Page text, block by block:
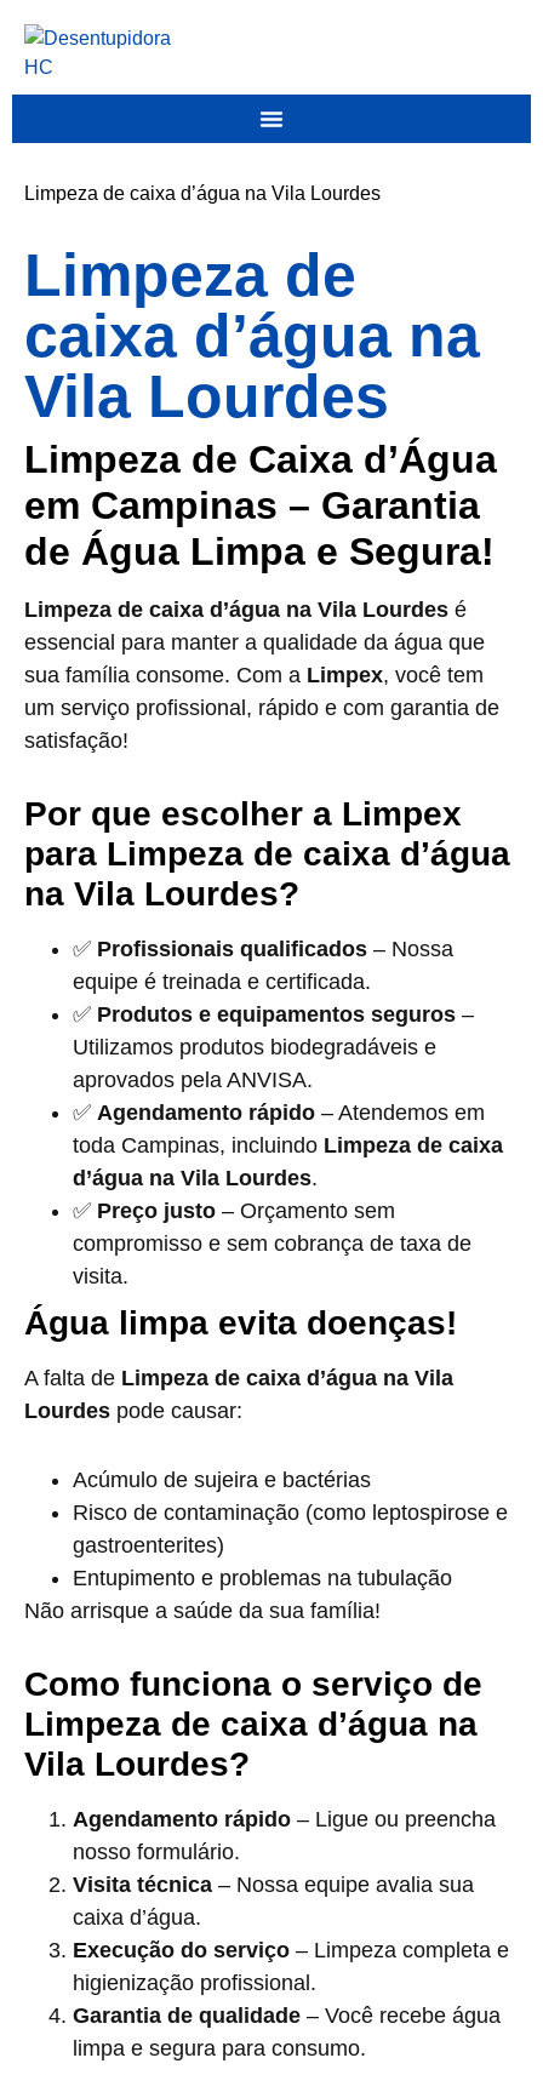
Limpeza de caixa d’água na Vila Lourdes
Limpeza de
caixa d’água na
Vila Lourdes
Limpeza de Caixa d’Água
em Campinas – Garantia
de Água Limpa e Segura!
Limpeza de caixa d’água na Vila Lourdes é
essencial para manter a qualidade da água que
sua família consome. Com a Limpex, você tem
um serviço profissional, rápido e com garantia de
satisfação!
Por que escolher a Limpex
para Limpeza de caixa d’água
na Vila Lourdes?
✅ Profissionais qualificados – Nossa
equipe é treinada e certificada.
✅ Produtos e equipamentos seguros –
Utilizamos produtos biodegradáveis e
aprovados pela ANVISA.
✅ Agendamento rápido – Atendemos em
toda Campinas, incluindo Limpeza de caixa
d’água na Vila Lourdes.
✅ Preço justo – Orçamento sem
compromisso e sem cobrança de taxa de
visita.
Água limpa evita doenças!
A falta de Limpeza de caixa d’água na Vila
Lourdes pode causar:
Acúmulo de sujeira e bactérias
Risco de contaminação (como leptospirose e
gastroenterites)
Entupimento e problemas na tubulação
Não arrisque a saúde da sua família!
Como funciona o serviço de
Limpeza de caixa d’água na
Vila Lourdes?
Agendamento rápido – Ligue ou preencha
nosso formulário.
Visita técnica – Nossa equipe avalia sua
caixa d’água.
Execução do serviço – Limpeza completa e
higienização profissional.
Garantia de qualidade – Você recebe água
limpa e segura para consumo.